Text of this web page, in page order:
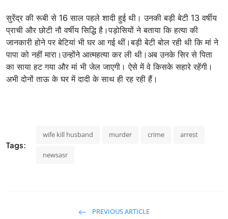
सुरेंद्र की रूबी से 16 साल पहले शादी हुई थी। उनकी बड़ी बेटी 13 वर्षीय
प्राची और छोटी नौ वर्षीय सिद्धि है।पड़ोसियों ने बताया कि हत्या की
जानकारी होने पर बेटियां भी घर आ गई थीं।बड़ी बेटी बोल रही थी कि मां ने
पापा को नहीं मारा।उन्होंने आत्महत्या कर ली थी।अब उनके सिर से पिता
का साया हट गया और मां भी जेल जाएगी। ऐसे में वे किसके सहारे रहेंगी।
अभी दोनों ताऊ के घर में दादी के साथ ही रह रही हैं।
Tags:
wife kill husband murder crime arrest
newsasr
PREVIOUS ARTICLE